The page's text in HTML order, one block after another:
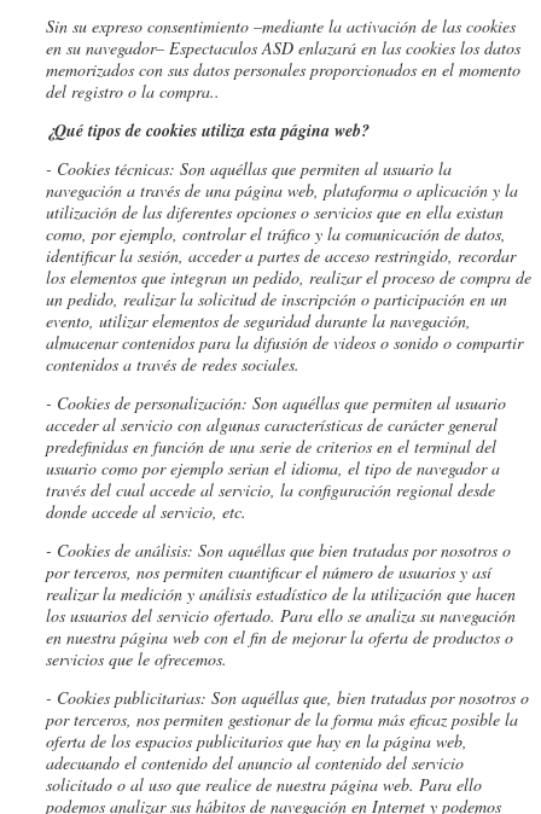
Sin su expreso consentimiento –mediante la activación de las cookies
en su navegador– Espectaculos ASD enlazará en las cookies los datos
memorizados con sus datos personales proporcionados en el momento
del registro o la compra..
¿Qué tipos de cookies utiliza esta página web?
- Cookies técnicas: Son aquéllas que permiten al usuario la
navegación a través de una página web, plataforma o aplicación y la
utilización de las diferentes opciones o servicios que en ella existan
como, por ejemplo, controlar el tráfico y la comunicación de datos,
identificar la sesión, acceder a partes de acceso restringido, recordar
los elementos que integran un pedido, realizar el proceso de compra de
un pedido, realizar la solicitud de inscripción o participación en un
evento, utilizar elementos de seguridad durante la navegación,
almacenar contenidos para la difusión de videos o sonido o compartir
contenidos a través de redes sociales.
- Cookies de personalización: Son aquéllas que permiten al usuario
acceder al servicio con algunas características de carácter general
predefinidas en función de una serie de criterios en el terminal del
usuario como por ejemplo serian el idioma, el tipo de navegador a
través del cual accede al servicio, la configuración regional desde
donde accede al servicio, etc.
- Cookies de análisis: Son aquéllas que bien tratadas por nosotros o
por terceros, nos permiten cuantificar el número de usuarios y así
realizar la medición y análisis estadístico de la utilización que hacen
los usuarios del servicio ofertado. Para ello se analiza su navegación
en nuestra página web con el fin de mejorar la oferta de productos o
servicios que le ofrecemos.
- Cookies publicitarias: Son aquéllas que, bien tratadas por nosotros o
por terceros, nos permiten gestionar de la forma más eficaz posible la
oferta de los espacios publicitarios que hay en la página web,
adecuando el contenido del anuncio al contenido del servicio
solicitado o al uso que realice de nuestra página web. Para ello
podemos analizar sus hábitos de navegación en Internet y podemos